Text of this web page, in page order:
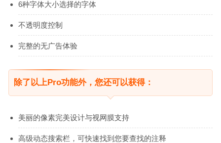
6种字体大小选择的字体
不透明度控制
完整的无广告体验
除了以上Pro功能外，您还可以获得：
美丽的像素完美设计与视网膜支持
高级动态搜索栏，可快速找到您要查找的注释